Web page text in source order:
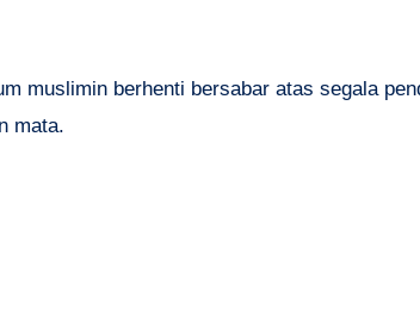
muslimin berhenti bersabar atas segala
mata.